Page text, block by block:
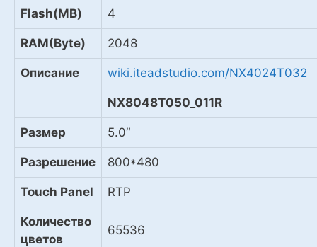
Flash(MB) 4
RAM(Byte) 2048
Описание wiki.iteadstudio.com/NX4024T032
NX8048T050_011R
Размер 5.0″
Разрешение 800*480
Touch Panel RTP
Количество
цветов
65536